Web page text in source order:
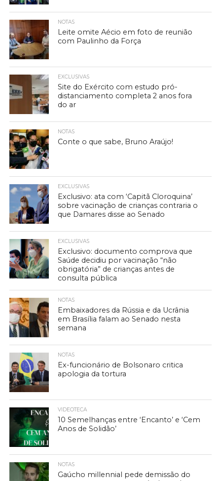
NOTAS
Leite omite Aécio em foto de reunião
com Paulinho da Força
EXCLUSIVAS
Site do Exército com estudo pró-
distanciamento completa 2 anos fora
do ar
NOTAS
Conte o que sabe, Bruno Araújo!
EXCLUSIVAS
Exclusivo: ata com ‘Capitã Cloroquina’
sobre vacinação de crianças contraria o
que Damares disse ao Senado
EXCLUSIVAS
Exclusivo: documento comprova que
Saúde decidiu por vacinação “não
obrigatória” de crianças antes de
consulta pública
NOTAS
Embaixadores da Rússia e da Ucrânia
em Brasília falam ao Senado nesta
semana
NOTAS
Ex-funcionário de Bolsonaro critica
apologia da tortura
VIDEOTECA
10 Semelhanças entre ‘Encanto’ e ‘Cem
Anos de Solidão’
NOTAS
Gaúcho millennial pede demissão do